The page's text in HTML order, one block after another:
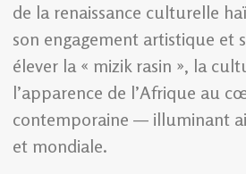
de la renaissance culturelle
son engagement artistique et
élever la « mizik rasin », la
l’apparence de l’Afrique au
contemporaine — illuminant
et mondiale.